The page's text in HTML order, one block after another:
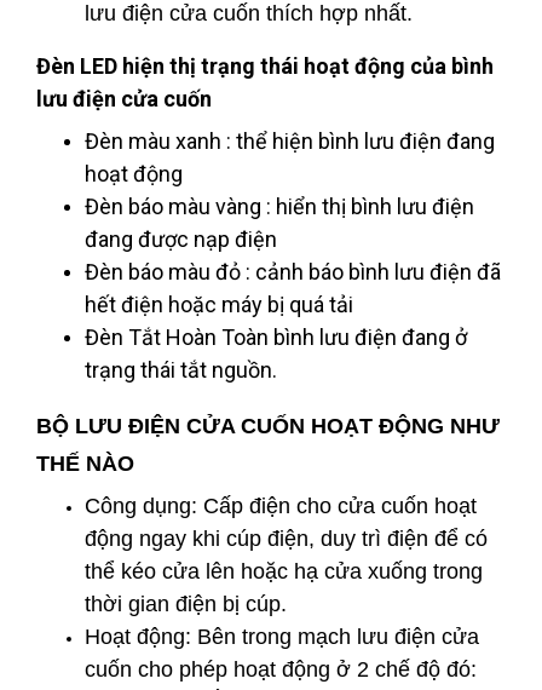
lưu điện cửa cuốn thích hợp nhất.
Đèn LED hiện thị trạng thái hoạt động của bình
lưu điện cửa cuốn
Đèn màu xanh : thể hiện bình lưu điện đang
hoạt động
Đèn báo màu vàng : hiển thị bình lưu điện
đang được nạp điện
Đèn báo màu đỏ : cảnh báo bình lưu điện đã
hết điện hoặc máy bị quá tải
Đèn Tắt Hoàn Toàn bình lưu điện đang ở
trạng thái tắt nguồn.
BỘ LƯU ĐIỆN CỬA CUỐN HOẠT ĐỘNG NHƯ
THẾ NÀO
Công dụng: Cấp điện cho cửa cuốn hoạt
động ngay khi cúp điện, duy trì điện để có
thể kéo cửa lên hoặc hạ cửa xuống trong
thời gian điện bị cúp.
Hoạt động: Bên trong mạch lưu điện cửa
cuốn cho phép hoạt động ở 2 chế độ đó: